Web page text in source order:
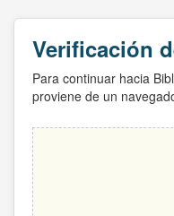
Verificación
Para continuar hacia
proviene de un